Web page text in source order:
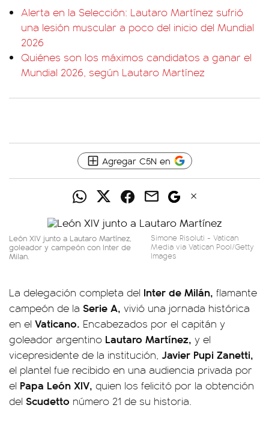
Alerta en la Selección: Lautaro Martínez sufrió
una lesión muscular a poco del inicio del Mundial
2026
Quiénes son los máximos candidatos a ganar el
Mundial 2026, según Lautaro Martínez
Agregar C5N en
León XIV junto a Lautaro Martínez,
goleador y campeón con Inter de
Milan.
Simone Risoluti - Vatican
Media via Vatican Pool/Getty
Images
La delegación completa del Inter de Milán, flamante
campeón de la Serie A, vivió una jornada histórica
en el Vaticano. Encabezados por el capitán y
goleador argentino Lautaro Martínez, y el
vicepresidente de la institución, Javier Pupi Zanetti,
el plantel fue recibido en una audiencia privada por
el Papa León XIV, quien los felicitó por la obtención
del Scudetto número 21 de su historia.